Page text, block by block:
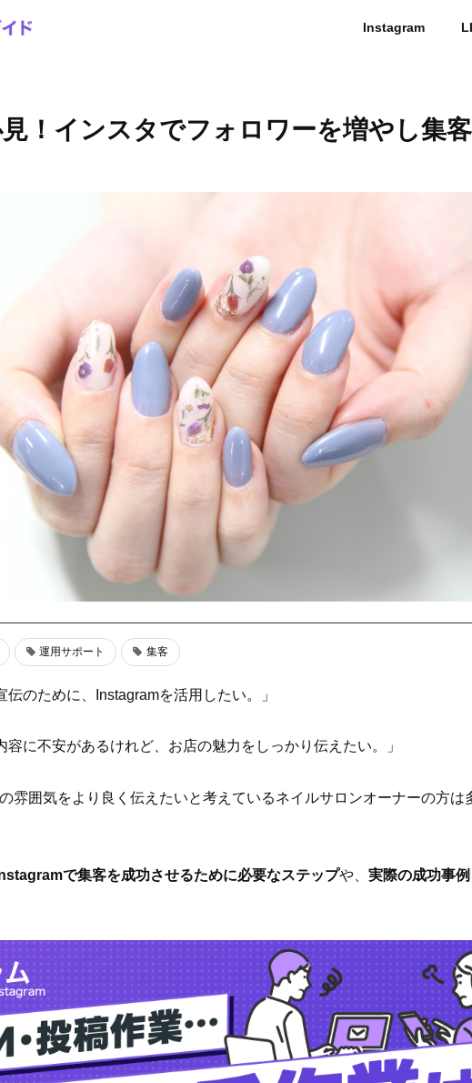
Instagram
！インスタでフォロワーを増やし集
運用サポート 集客
伝のために、Instagramを活用したい。」
容に不安があるけれど、お店の魅力をしっかり伝えたい。」
雰囲気をより良く伝えたいと考えているネイルサロンオーナーの方は
で集客を成功させるために必要なステップや、 実際の成功事例